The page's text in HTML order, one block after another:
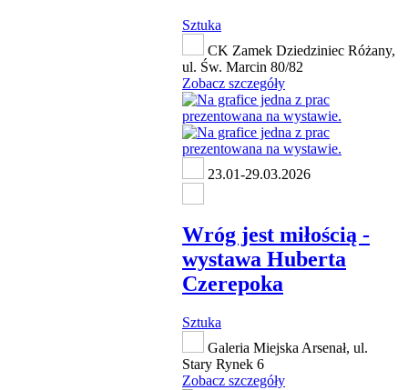
Sztuka
CK Zamek Dziedziniec Różany,
ul. Św. Marcin 80/82
Zobacz szczegóły
23.01-29.03.2026
Wróg jest miłością -
wystawa Huberta
Czerepoka
Sztuka
Galeria Miejska Arsenał, ul.
Stary Rynek 6
Zobacz szczegóły